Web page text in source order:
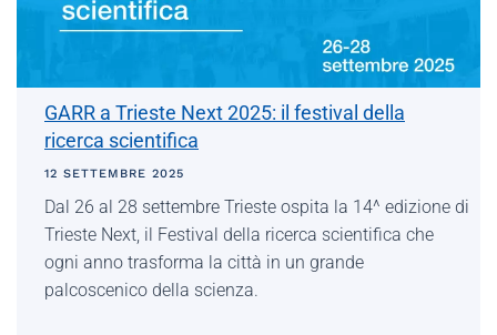
GARR a Trieste Next 2025: il festival della
ricerca scientifica
12 SETTEMBRE 2025
Dal 26 al 28 settembre Trieste ospita la 14^ edizione di
Trieste Next, il Festival della ricerca scientifica che
ogni anno trasforma la città in un grande
palcoscenico della scienza.